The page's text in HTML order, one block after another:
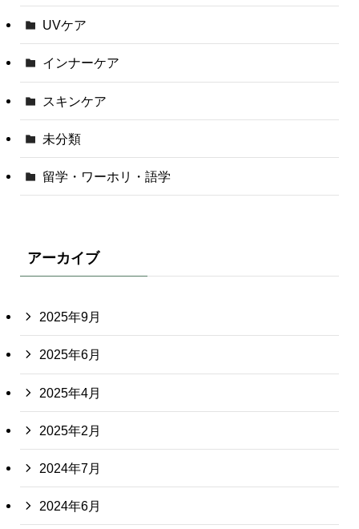
UVケア
インナーケア
スキンケア
未分類
留学・ワーホリ・語学
アーカイブ
2025年9月
2025年6月
2025年4月
2025年2月
2024年7月
2024年6月